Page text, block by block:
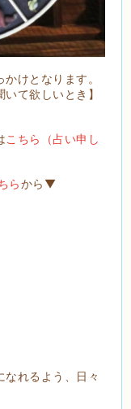
けとなります。
て欲しいとき】
こちら（占い申し
らから▼
れるよう、日々